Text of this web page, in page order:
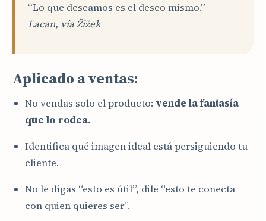
“Lo que deseamos es el deseo mismo.” —
Lacan, vía Žižek
Aplicado a ventas:
No vendas solo el producto: vende la fantasía
que lo rodea.
Identifica qué imagen ideal está persiguiendo tu
cliente.
No le digas “esto es útil”, dile “esto te conecta
con quien quieres ser”.